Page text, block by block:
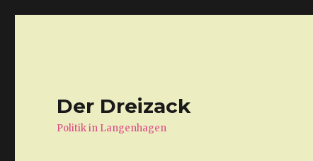
Der Dreizack
Politik in Langenhagen